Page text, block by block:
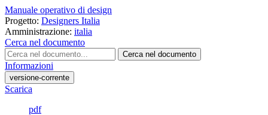
Manuale operativo di design
Progetto: Designers Italia
Amministrazione: italia
Cerca nel documento
Cerca nel documento
Informazioni
versione-corrente
Scarica
pdf